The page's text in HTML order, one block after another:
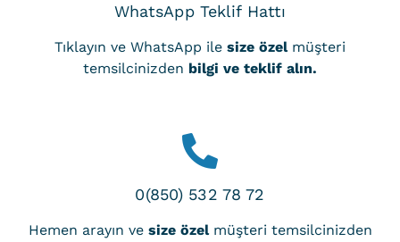
WhatsApp Teklif Hattı
Tıklayın ve WhatsApp ile size özelmüşteri
temsilcinizden bilgi ve teklif alın.
0(850) 532 78 72
Hemen arayın ve size özelmüşteri temsilcinizden